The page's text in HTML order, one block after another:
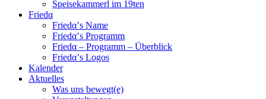
Speisekammerl im 19ten
Friedα
Friedα’s Name
Friedα’s Programm
Friedα – Programm – Überblick
Friedα’s Logos
Kalender
Aktuelles
Was uns bewegt(e)